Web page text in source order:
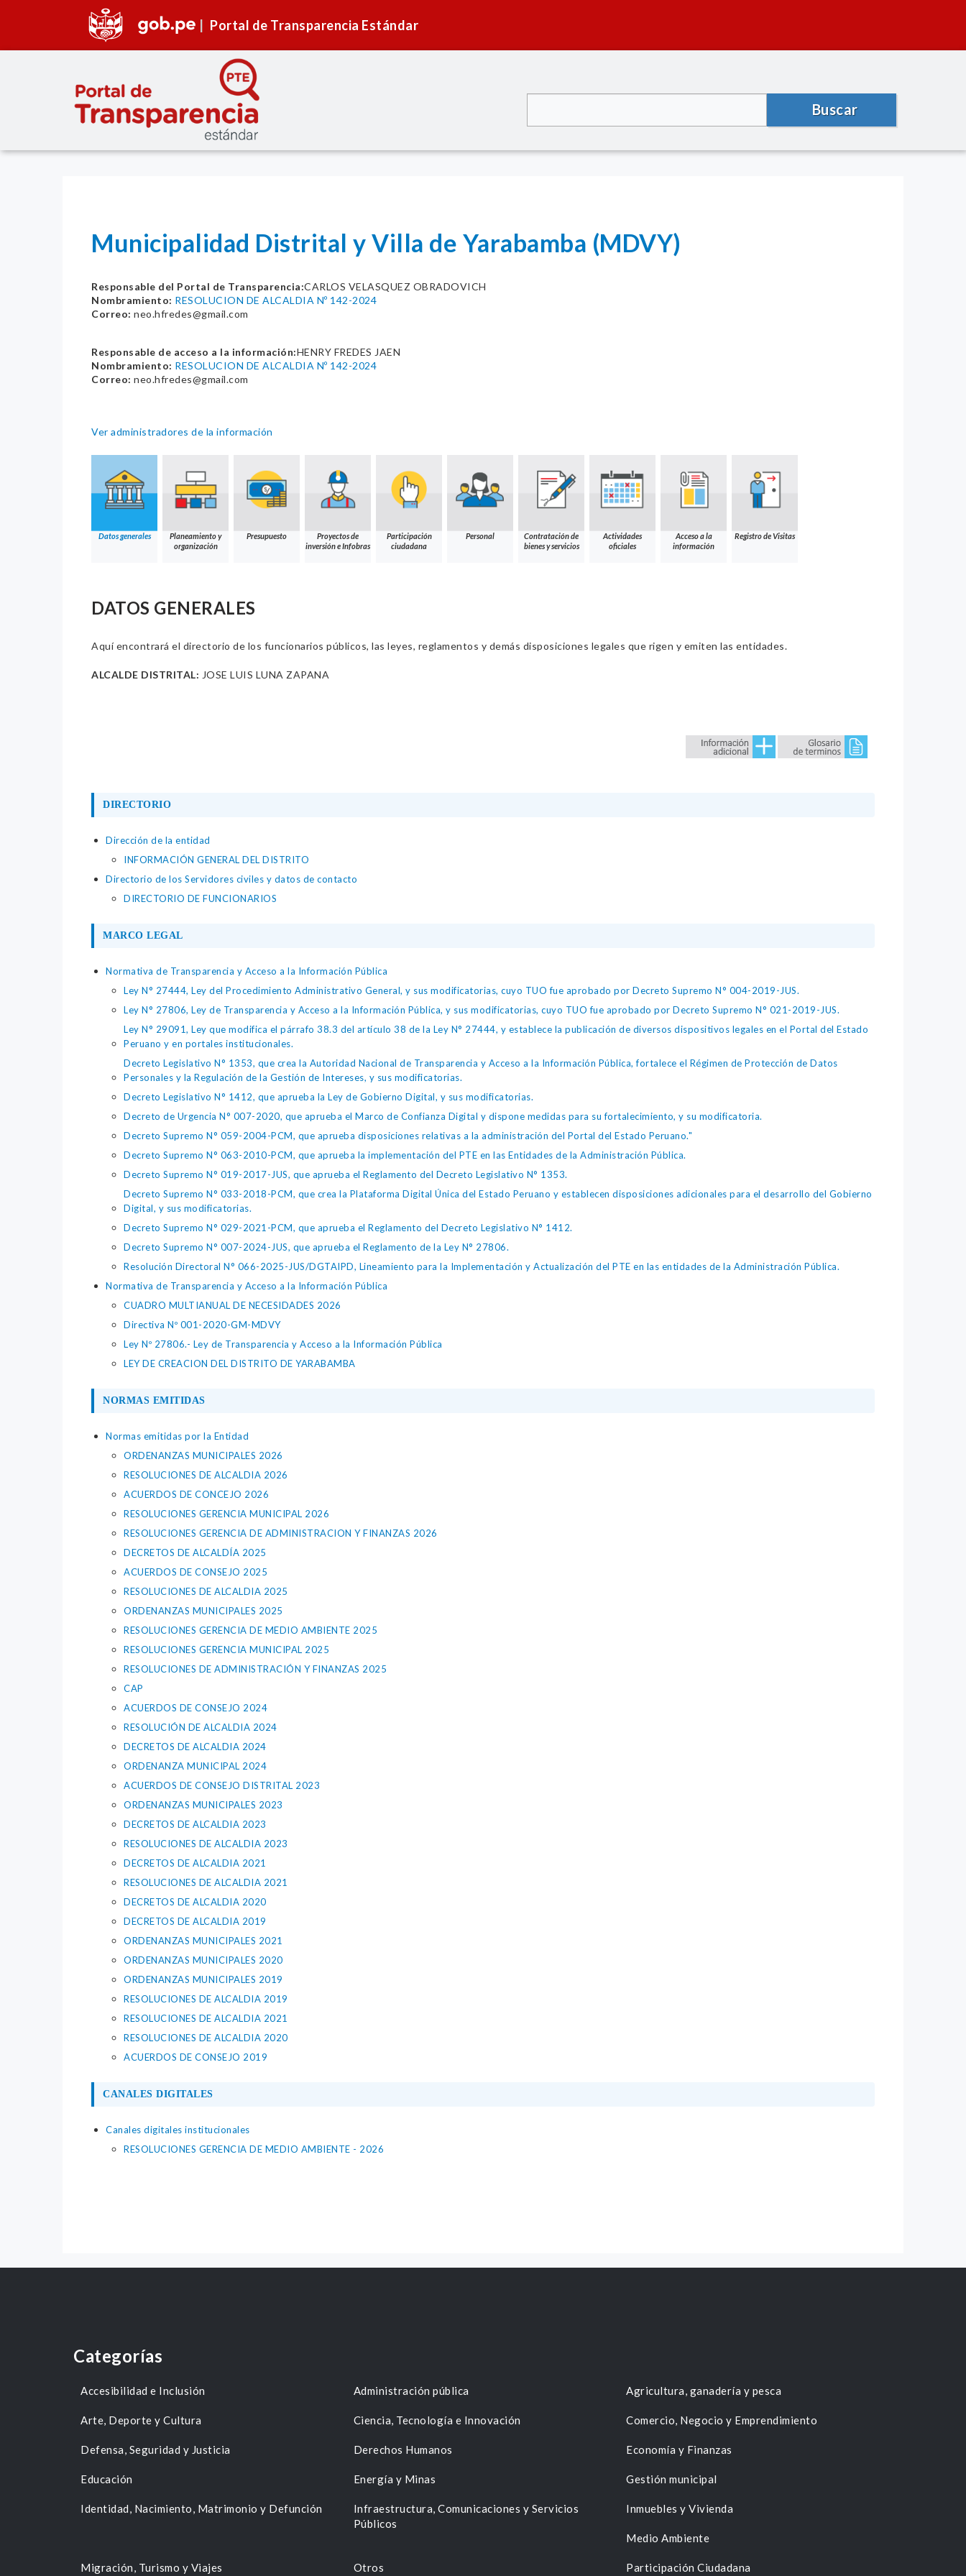
Portal de Transparencia Estándar
Buscar
Municipalidad Distrital y Villa de Yarabamba (MDVY)
Responsable del Portal de Transparencia:CARLOS VELASQUEZ OBRADOVICH
Nombramiento: RESOLUCION DE ALCALDIA Nº 142-2024
Correo: neo.hfredes@gmail.com
Responsable de acceso a la información:HENRY FREDES JAEN
Nombramiento: RESOLUCION DE ALCALDIA Nº 142-2024
Correo: neo.hfredes@gmail.com
Ver administradores de la información
Datos generales
Planeamiento y
organización
Presupuesto
Proyectos de
inversión e Infobras
Participación
ciudadana
Personal
Contratación de
bienes y servicios
Actividades
oficiales
Acceso a la
información
Registro de Visitas
DATOS GENERALES
Aquí encontrará el directorio de los funcionarios públicos, las leyes, reglamentos y demás disposiciones legales que rigen y emiten las entidades.
ALCALDE DISTRITAL: JOSE LUIS LUNA ZAPANA
DIRECTORIO
Dirección de la entidad
INFORMACIÓN GENERAL DEL DISTRITO
Directorio de los Servidores civiles y datos de contacto
DIRECTORIO DE FUNCIONARIOS
MARCO LEGAL
Normativa de Transparencia y Acceso a la Información Pública
Ley N° 27444, Ley del Procedimiento Administrativo General, y sus modificatorias, cuyo TUO fue aprobado por Decreto Supremo N° 004-2019-JUS.
Ley N° 27806, Ley de Transparencia y Acceso a la Información Pública, y sus modificatorias, cuyo TUO fue aprobado por Decreto Supremo N° 021-2019-JUS.
Ley N° 29091, Ley que modifica el párrafo 38.3 del artículo 38 de la Ley N° 27444, y establece la publicación de diversos dispositivos legales en el Portal del Estado
Peruano y en portales institucionales.
Decreto Legislativo N° 1353, que crea la Autoridad Nacional de Transparencia y Acceso a la Información Pública, fortalece el Régimen de Protección de Datos
Personales y la Regulación de la Gestión de Intereses, y sus modificatorias.
Decreto Legislativo N° 1412, que aprueba la Ley de Gobierno Digital, y sus modificatorias.
Decreto de Urgencia N° 007-2020, que aprueba el Marco de Confianza Digital y dispone medidas para su fortalecimiento, y su modificatoria.
Decreto Supremo N° 059-2004-PCM, que aprueba disposiciones relativas a la administración del Portal del Estado Peruano."
Decreto Supremo N° 063-2010-PCM, que aprueba la implementación del PTE en las Entidades de la Administración Pública.
Decreto Supremo N° 019-2017-JUS, que aprueba el Reglamento del Decreto Legislativo N° 1353.
Decreto Supremo N° 033-2018-PCM, que crea la Plataforma Digital Única del Estado Peruano y establecen disposiciones adicionales para el desarrollo del Gobierno
Digital, y sus modificatorias.
Decreto Supremo N° 029-2021-PCM, que aprueba el Reglamento del Decreto Legislativo N° 1412.
Decreto Supremo N° 007-2024-JUS, que aprueba el Reglamento de la Ley N° 27806.
Resolución Directoral N° 066-2025-JUS/DGTAIPD, Lineamiento para la Implementación y Actualización del PTE en las entidades de la Administración Pública.
Normativa de Transparencia y Acceso a la Información Pública
CUADRO MULTIANUAL DE NECESIDADES 2026
Directiva Nº 001-2020-GM-MDVY
Ley Nº 27806.- Ley de Transparencia y Acceso a la Información Pública
LEY DE CREACION DEL DISTRITO DE YARABAMBA
NORMAS EMITIDAS
Normas emitidas por la Entidad
ORDENANZAS MUNICIPALES 2026
RESOLUCIONES DE ALCALDIA 2026
ACUERDOS DE CONCEJO 2026
RESOLUCIONES GERENCIA MUNICIPAL 2026
RESOLUCIONES GERENCIA DE ADMINISTRACION Y FINANZAS 2026
DECRETOS DE ALCALDÍA 2025
ACUERDOS DE CONSEJO 2025
RESOLUCIONES DE ALCALDIA 2025
ORDENANZAS MUNICIPALES 2025
RESOLUCIONES GERENCIA DE MEDIO AMBIENTE 2025
RESOLUCIONES GERENCIA MUNICIPAL 2025
RESOLUCIONES DE ADMINISTRACIÓN Y FINANZAS 2025
CAP
ACUERDOS DE CONSEJO 2024
RESOLUCIÓN DE ALCALDIA 2024
DECRETOS DE ALCALDIA 2024
ORDENANZA MUNICIPAL 2024
ACUERDOS DE CONSEJO DISTRITAL 2023
ORDENANZAS MUNICIPALES 2023
DECRETOS DE ALCALDIA 2023
RESOLUCIONES DE ALCALDIA 2023
DECRETOS DE ALCALDIA 2021
RESOLUCIONES DE ALCALDIA 2021
DECRETOS DE ALCALDIA 2020
DECRETOS DE ALCALDIA 2019
ORDENANZAS MUNICIPALES 2021
ORDENANZAS MUNICIPALES 2020
ORDENANZAS MUNICIPALES 2019
RESOLUCIONES DE ALCALDIA 2019
RESOLUCIONES DE ALCALDIA 2021
RESOLUCIONES DE ALCALDIA 2020
ACUERDOS DE CONSEJO 2019
CANALES DIGITALES
Canales digitales institucionales
RESOLUCIONES GERENCIA DE MEDIO AMBIENTE - 2026
Categorías
Accesibilidad e Inclusión Administración pública Agricultura, ganadería y pesca
Arte, Deporte y Cultura Ciencia, Tecnología e Innovación Comercio, Negocio y Emprendimiento
Defensa, Seguridad y Justicia Derechos Humanos Economía y Finanzas
Educación Energía y Minas Gestión municipal
Identidad, Nacimiento, Matrimonio y Defunción
Infraestructura, Comunicaciones y Servicios
Públicos
Inmuebles y Vivienda
Medio Ambiente
Migración, Turismo y Viajes Otros Participación Ciudadana